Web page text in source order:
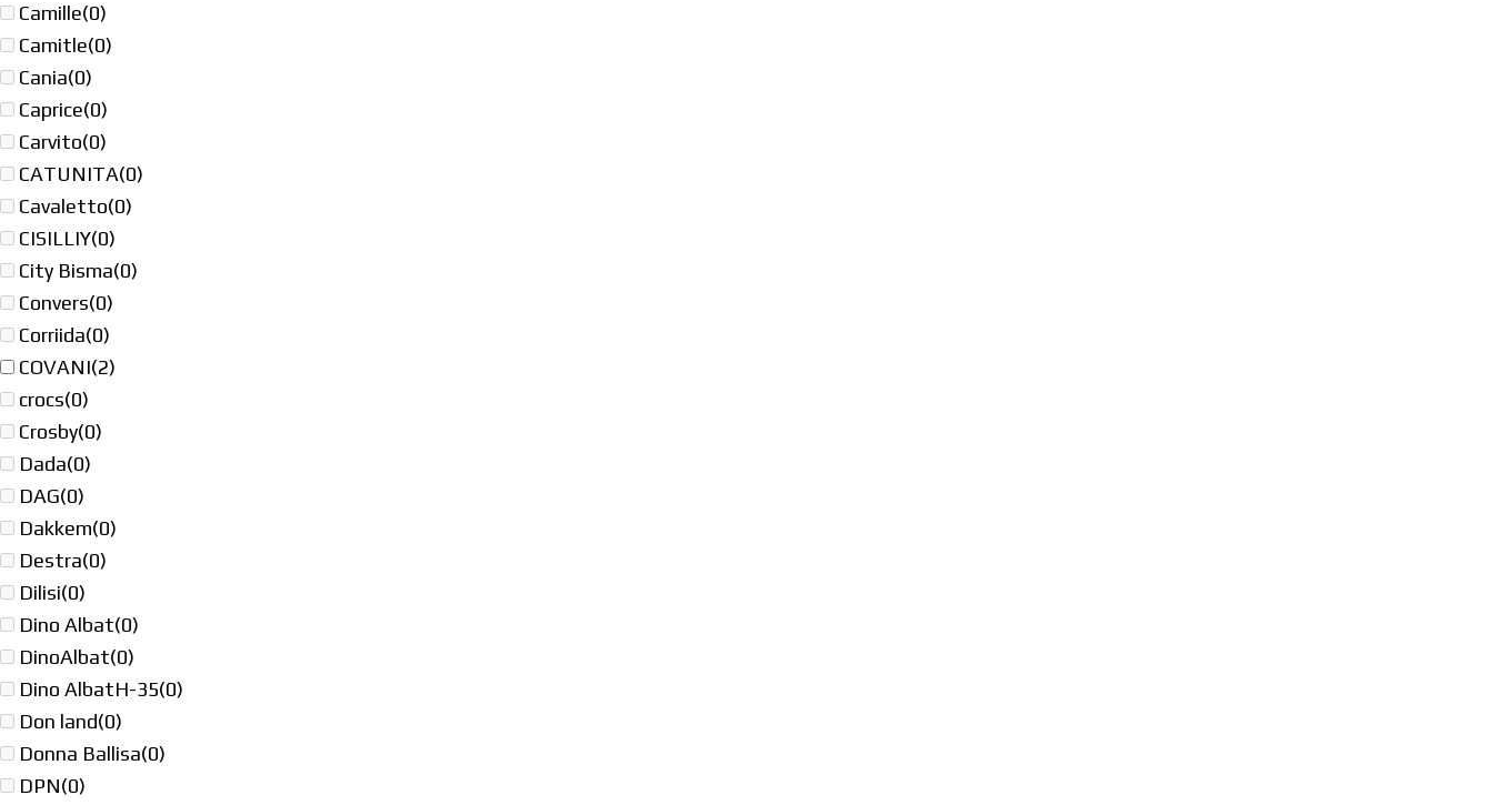
Camille(0)
Camitle(0)
Cania(0)
Caprice(0)
Carvito(0)
CATUNITA(0)
Cavaletto(0)
CISILLIY(0)
City Bisma(0)
Convers(0)
Corriida(0)
COVANI(2)
crocs(0)
Crosby(0)
Dada(0)
DAG(0)
Dakkem(0)
Destra(0)
Dilisi(0)
Dino Albat(0)
DinoAlbat(0)
Dino AlbatH-35(0)
Don land(0)
Donna Ballisa(0)
DPN(0)